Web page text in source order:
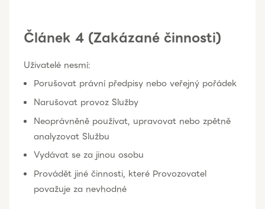
Článek 4 (Zakázané činnosti)
Uživatelé nesmí:
Porušovat právní předpisy nebo veřejný pořádek
Narušovat provoz Služby
Neoprávněně používat, upravovat nebo zpětně
analyzovat Službu
Vydávat se za jinou osobu
Provádět jiné činnosti, které Provozovatel
považuje za nevhodné